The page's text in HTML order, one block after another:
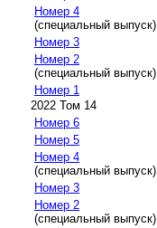
Номер 4
(специальный выпуск)
Номер 3
Номер 2
(специальный выпуск)
Номер 1
2022 Том 14
Номер 6
Номер 5
Номер 4
(специальный выпуск)
Номер 3
Номер 2
(специальный выпуск)